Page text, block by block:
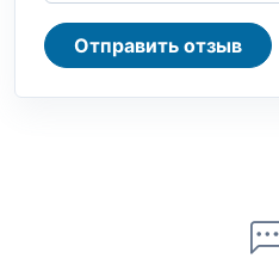
Отправить отзыв